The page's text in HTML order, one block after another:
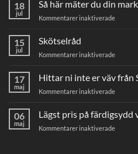
18
jul
Så här mäter du din
Kommentarer inaktiveradeför
du
15
jul
Skötselråd
Kommentarer inaktiveradeför
17
maj
Hittar ni inte er väv från
Kommentarer inaktiveradeför
inte
er
06
maj
Lägst pris på färdigsydd
Kommentarer inaktiveradeför